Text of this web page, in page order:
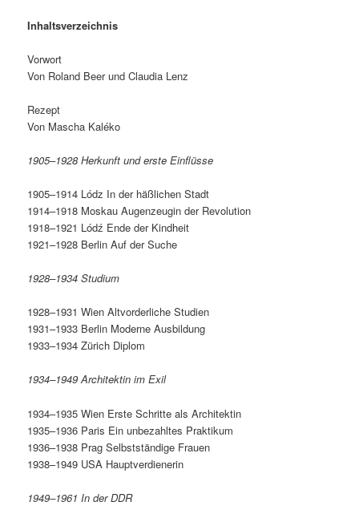
Inhaltsverzeichnis
Vorwort
Von Roland Beer und Claudia Lenz
Rezept
Von Mascha Kaléko
1905–1928 Herkunft und erste Einflüsse
1905–1914 Lódz In der häßlichen Stadt
1914–1918 Moskau Augenzeugin der Revolution
1918–1921 Lódź Ende der Kindheit
1921–1928 Berlin Auf der Suche
1928–1934 Studium
1928–1931 Wien Altvorderliche Studien
1931–1933 Berlin Moderne Ausbildung
1933–1934 Zürich Diplom
1934–1949 Architektin im Exil
1934–1935 Wien Erste Schritte als Architektin
1935–1936 Paris Ein unbezahltes Praktikum
1936–1938 Prag Selbstständige Frauen
1938–1949 USA Hauptverdienerin
1949–1961 In der DDR